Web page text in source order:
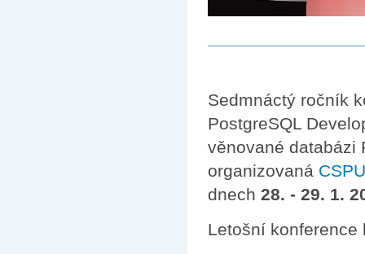
Sedmnáctý ročník
PostgreSQL
věnované databázi
organizovaná
dnech 28. - 29. 1.
Letošní